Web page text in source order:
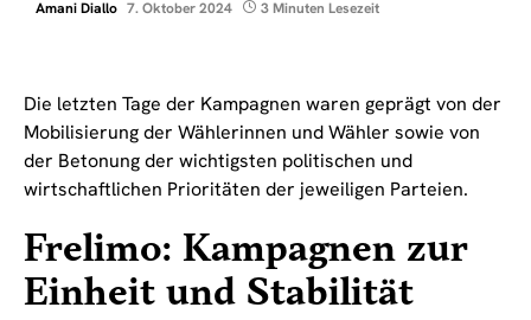
Amani Diallo 7. Oktober 2024 3 Minuten Lesezeit
Die letzten Tage der Kampagnen waren geprägt von der
Mobilisierung der Wählerinnen und Wähler sowie von
der Betonung der wichtigsten politischen und
wirtschaftlichen Prioritäten der jeweiligen Parteien.
Frelimo: Kampagnen zur
Einheit und Stabilität